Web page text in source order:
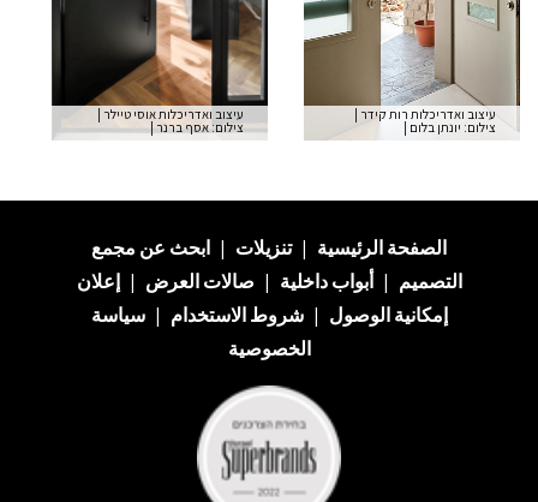
עיצוב ואדריכלות רות קידר
צילום: יונתן בלום
إلى صفحة النموذج
עיצוב ואדריכלות אוסי טיילר
צילום: אסף ברנר
الصفحة الرئيسية | تنزيلات | ابحث عن مجمع
التصميم | أبواب داخلية | صالات العرض | إعلان
إمكانية الوصول | شروط الاستخدام | سياسة
الخصوصية